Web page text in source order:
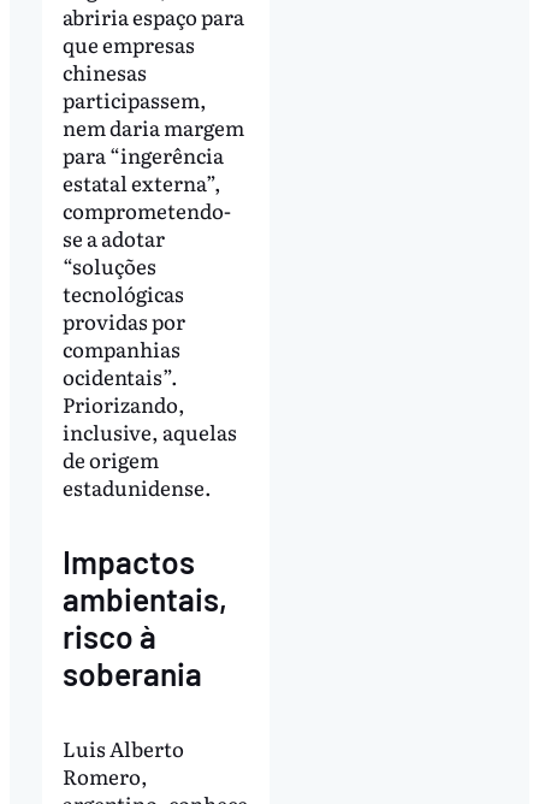
abriria espaço para
que empresas
chinesas
participassem,
nem daria margem
para “ingerência
estatal externa”,
comprometendo-
se a adotar
“soluções
tecnológicas
providas por
companhias
ocidentais”.
Priorizando,
inclusive, aquelas
de origem
estadunidense.
Impactos
ambientais,
risco à
soberania
Luis Alberto
Romero,